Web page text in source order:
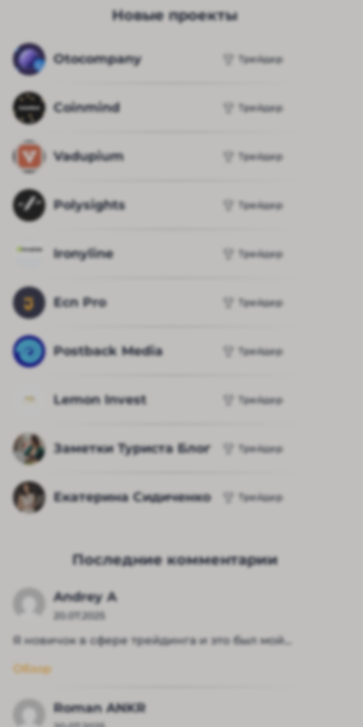
Новые проекты
Otocompany Трейдер
Coinmind Трейдер
Vadupium Трейдер
Polysights Трейдер
Ironyline Трейдер
Ecn Pro Трейдер
Postback Media Трейдер
Lemon Invest Трейдер
Заметки Туриста Блог Трейдер
Екатерина Сидиченко Трейдер
Последние комментарии
Andrey A
20.07.2025
Я новичок в сфере трейдинга и это был мой...
Обзор
Roman ANKR